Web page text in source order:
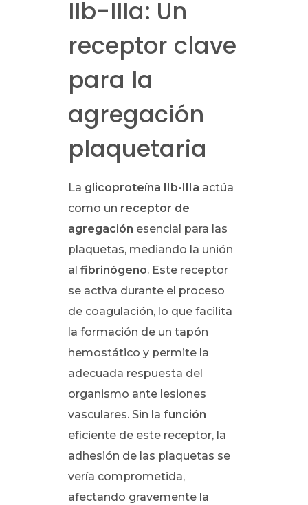
IIb-IIIa: Un
receptor clave
para la
agregación
plaquetaria
La glicoproteína IIb-IIIa actúa
como un receptor de
agregación esencial para las
plaquetas, mediando la unión
alfibrinógeno. Este receptor
se activa durante el proceso
de coagulación, lo que facilita
la formación de un tapón
hemostático y permite la
adecuada respuesta del
organismo ante lesiones
vasculares. Sin lafunción
eficiente de este receptor, la
adhesión de las plaquetas se
vería comprometida,
afectando gravemente la